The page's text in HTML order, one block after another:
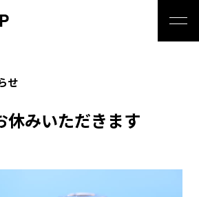
休みいただきます
せ